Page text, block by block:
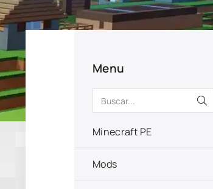
Menu
Minecraft PE
Mods